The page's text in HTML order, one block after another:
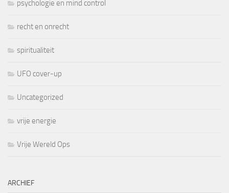
psychologie en mind control
recht en onrecht
spiritualiteit
UFO cover-up
Uncategorized
vrije energie
Vrije Wereld Ops
ARCHIEF